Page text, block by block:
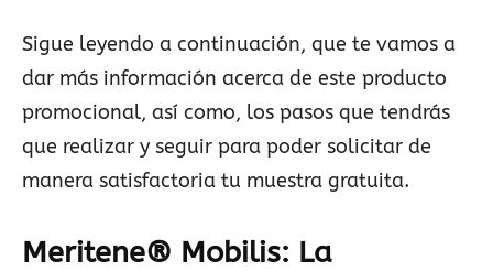
Sigue leyendo a continuación, que te vamos a
dar más información acerca de este producto
promocional, así como, los pasos que tendrás
que realizar y seguir para poder solicitar de
manera satisfactoria tu muestra gratuita.
Meritene® Mobilis: La